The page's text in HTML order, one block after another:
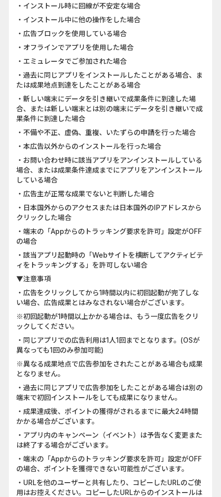
・インストール時に回線が不安定な場合
・インストール中に他の操作をした場合
・広告ブロックを使用している場合
・オフラインでアプリを使用した場合
・エミュレータでご参加された場合
・過去に同じアプリをインストールしたことがある場合、ま
たは成果地点到達をしたことがある場合
・新しい端末にデータを引き継いで成果条件に到達した場
合、または新しい端末とは別の端末にデータを引き継いで成
果条件に到達した場合
・不備や不正、虚偽、重複、いたずらの申請を行った場合
・本広告以外からのインストールを行った場合
・お問い合わせ時に該当アプリをアンインストールしている
場合、または成果条件達成までにアプリをアンインストール
している場合
・広告主が正常な成果でないと判断した場合
・日本国外からのアクセスまたは日本国外のIPアドレスから
クリックした場合
・端末の「Appからのトラッキング要求を許可」設定がOFF
の場合
・該当アプリ起動時の「Webサイトを横断してアクティビテ
ィをトラッキングする」を許可しない場合
▼注意事項
・広告をクリックしてから1時間以内に初回起動が完了しな
い場合、広告成果とはみなされない場合がございます。
※初回起動が1時間以上かかる場合は、もう一度広告をクリ
ックしてください。
・同じアプリでの広告利用は1人1回までとなります。(OSが
異なっても1回のみ参加可能)
※異なる成果地点で広告参加をされたことがある場合も成果
となりません。
・過去に同じアプリで広告参加をしたことがある場合は別の
端末で初回インストールをしても成果になりません。
・成果達成後、ポイントの獲得がされるまでに最大24時間
かかる場合がございます。
・アプリ内のキャンペーン（イベント）は予告なく変更また
は終了する場合がございます。
・端末の「Appからのトラッキング要求を許可」設定がOFF
の場合、ポイントを獲得できない可能性がございます。
・URLを他のユーザーと共有したり、コピーしたURLのご使
用はお控えください。コピーしたURLからのインストールは